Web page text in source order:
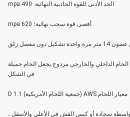
الحد الأدنى للقوة الجاذبية النهائية: 490 mpa
أقصى قوة سحب نهائية؛ 620 mpa
دون مفصل زلق
الحام الداخلي والخارجي مزدوج يجعل الحام جميلة
في الشكل
معيار اللحام:AWS (جمعية اللحام الأمريكية) D 1.1
بواسطة سجادة أو كيس القش في الأعلى والأسفل ،